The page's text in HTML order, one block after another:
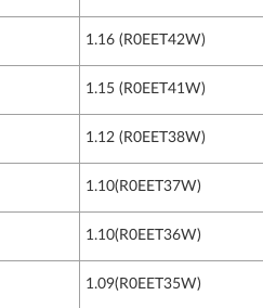
1.16 (R0EET42W)
1.15 (R0EET41W)
1.12 (R0EET38W)
1.10(R0EET37W)
1.10(R0EET36W)
1.09(R0EET35W)